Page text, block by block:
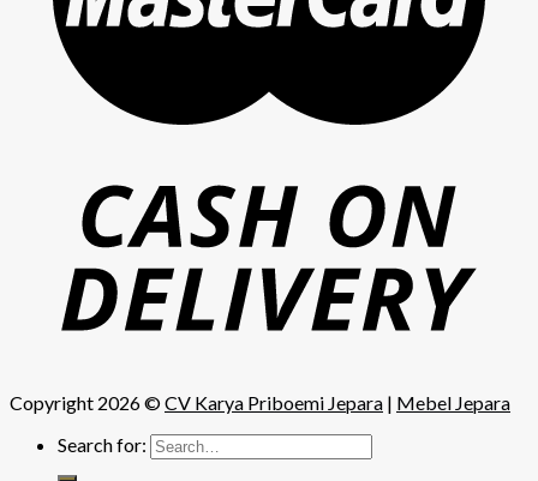
Copyright 2026 ©CV Karya Priboemi Jepara | Mebel Jepara
Search for: